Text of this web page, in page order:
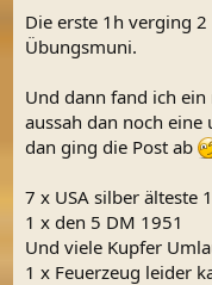
Die erste 1h verging
Übungsmuni.
Und dann fand ich ein
aussah dan noch
dan ging die Post ab
7 x USA silber älteste
1 x den 5 DM 1951
Und viele Kupfer
1 x Feuerzeug leider